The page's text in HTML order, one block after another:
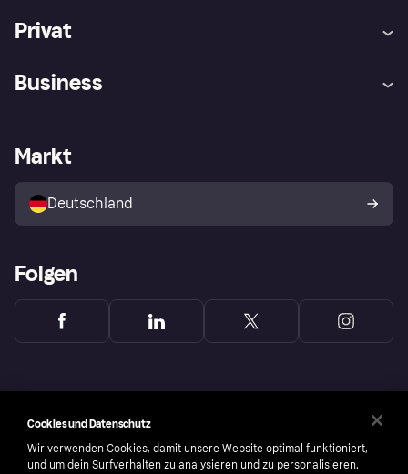
Privat
Klarna App
Shops entdecken
Käuferschutzrichtlinie
Dein Widerrufsrecht
Business
Händlerportal
Markt
Deutschland
Folgen
Cookies und Datenschutz
Wir verwenden Cookies, damit unsere Website optimal funktioniert,
und um dein Surfverhalten zu analysieren und zu personalisieren.